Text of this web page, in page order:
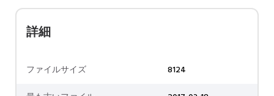
詳細
ファイルサイズ
8124